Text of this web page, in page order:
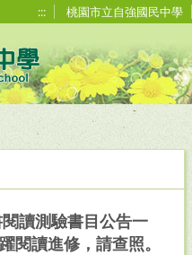
::: 桃園市立自強國民中學
讀測驗書目公告一
閱讀進修，請查照。